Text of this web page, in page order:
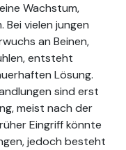
Wachstum,
vielen jungen
an Beinen,
entsteht
Lösung.
sind erst
meist nach der
Eingriff könnte
jedoch besteht